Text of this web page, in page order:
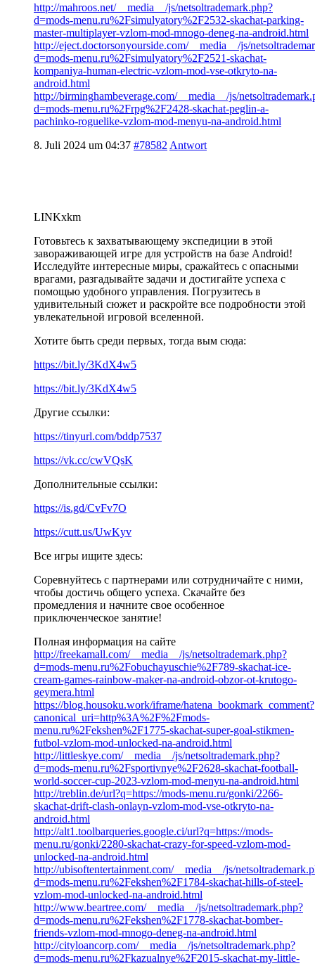
http://mahroos.net/__media__/js/netsoltrademark.php?
d=mods-menu.ru%2Fsimulyatory%2F2532-skachat-parking-
master-multiplayer-vzlom-mod-mnogo-deneg-na-android.html
http://eject.doctorsonyourside.com/__media__/js/
d=mods-menu.ru%2Fsimulyatory%2F2521-skachat-
kompaniya-human-electric-vzlom-mod-vse-otkryto-na-
android.html
http://birminghambeverage.com/__media__/js/
d=mods-menu.ru%2Frpg%2F2428-skachat-peglin-a-
pachinko-roguelike-vzlom-mod-menyu-na-android.html
8. Juli 2024 um 04:37 #78582 Antwort
LINKxkm
Готовьтесь к захватывающему экспедиции в этой
завораживающей игре для устройств на базе Android!
Исследуйте интересные миры, сражайтесь с опасными
врагами, разгадывайте задачи и достигайте успеха с
помощью удобного управления. Погрузитесь в
удивительный сюжет и раскройте все подробности этой
увлекательной игровой вселенной.
Хотите быть среди первых, тогда вым сюда:
https://bit.ly/3KdX4w5
https://bit.ly/3KdX4w5
Другие ссылки:
https://tinyurl.com/bddp7537
https://vk.cc/cwVQsK
Дополнительные ссылки:
https://is.gd/CvFv7O
https://cutt.us/UwKyv
Все игры ищите здесь:
Соревнуйтесь с партнерами или сотрудничайте с ними,
чтобы достичь общего успеха. Скачайте без
промедления и начните свое особенное
приключенческое занятие!
Полная информация на сайте
http://freekamall.com/__media__/js/netsoltrademark.php?
d=mods-menu.ru%2Fobuchayuschie%2F789-skachat-ice-
cream-games-rainbow-maker-na-android-obzor-ot-krutogo-
geymera.html
https://blog.housoku.work/iframe/hatena_bookmark_comment?
canonical_uri=http%3A%2F%2Fmods-
menu.ru%2Fekshen%2F1775-skachat-super-goal-stikmen-
futbol-vzlom-mod-unlocked-na-android.html
http://littleskye.com/__media__/js/netsoltrademark.php?
d=mods-menu.ru%2Fsportivnye%2F2628-skachat-football-
world-soccer-cup-2023-vzlom-mod-menyu-na-android.html
http://treblin.de/url?q=https://mods-menu.ru/gonki/2266-
skachat-drift-clash-onlayn-vzlom-mod-vse-otkryto-na-
android.html
http://alt1.toolbarqueries.google.ci/url?q=https://mods-
menu.ru/gonki/2280-skachat-crazy-for-speed-vzlom-mod-
unlocked-na-android.html
http://ubisoftentertainment.com/__media__/js/
d=mods-menu.ru%2Fekshen%2F1784-skachat-hills-of-steel-
vzlom-mod-unlocked-na-android.html
http://www.beartree.com/__media__/js/netsoltrademark.php?
d=mods-menu.ru%2Fekshen%2F1778-skachat-bomber-
friends-vzlom-mod-mnogo-deneg-na-android.html
http://cityloancorp.com/__media__/js/netsoltrademark.php?
d=mods-menu.ru%2Fkazualnye%2F2015-skachat-my-little-